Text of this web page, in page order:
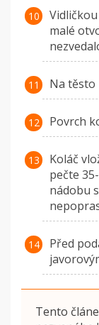
malé
Na těsto
Povrch
Koláč
pečte
nádobu
Před
Tento